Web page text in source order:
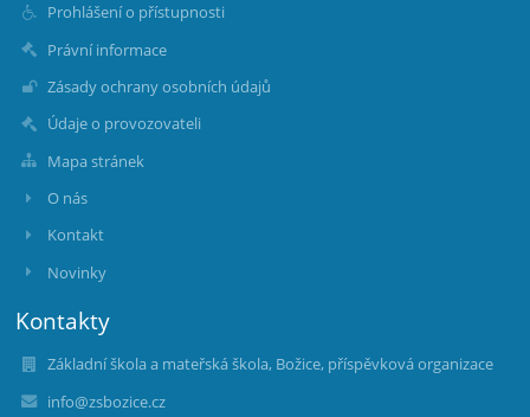
Prohlášení o přístupnosti
Právní informace
Zásady ochrany osobních údajů
Údaje o provozovateli
Mapa stránek
O nás
Kontakt
Novinky
Kontakty
Základní škola a mateřská škola, Božice, příspěvková organizace
info@zsbozice.cz